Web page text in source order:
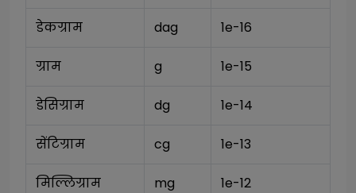
डेकग्राम dag 1e-16
ग्राम g 1e-15
डेसिग्राम dg 1e-14
सेंटिग्राम cg 1e-13
मिल्लिग्राम mg 1e-12